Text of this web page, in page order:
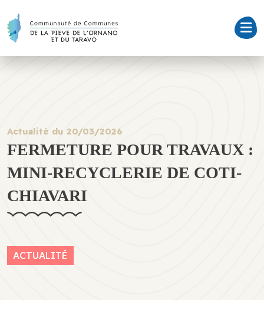
Actualité du 20/03/2026
FERMETURE POUR TRAVAUX :
MINI-RECYCLERIE DE COTI-
CHIAVARI
ACTUALITÉ